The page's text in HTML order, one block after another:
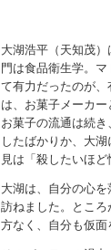
大湖浩平（天知茂
門は食品衛生学。
て有力だったのが
は、お菓子メーカ
お菓子の流通は続
したばかりか、大
見は「殺したいほど
大湖は、自分の心
訪ねました。とこ
方なく、自分も仮面